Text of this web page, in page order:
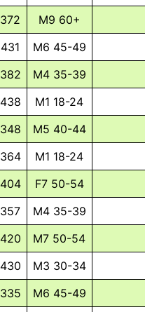
372 M9 60+
431 M6 45-49
382 M4 35-39
438 M1 18-24
348 M5 40-44
364 M1 18-24
404 F7 50-54
357 M4 35-39
420 M7 50-54
430 M3 30-34
335 M6 45-49